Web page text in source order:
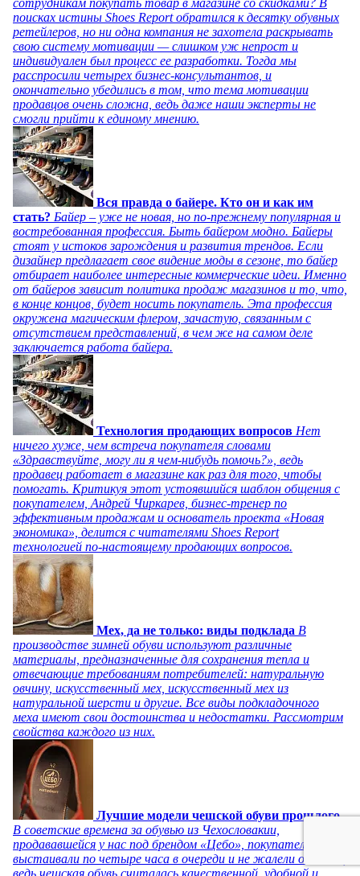
сотрудникам покупать товар в магазине со скидками? В
поисках истины Shoes Report обратился к десятку обувных
ретейлеров, но ни одна компания не захотела раскрывать
свою систему мотивации — слишком уж непрост и
индивидуален был процесс ее разработки. Тогда мы
расспросили четырех бизнес-консультантов, и
окончательно убедились в том, что тема мотивации
продавцов очень сложна, ведь даже наши эксперты не
смогли прийти к единому мнению.
Вся правда о байере. Кто он и как им
стать? Байер – уже не новая, но по-прежнему популярная и
востребованная профессия. Быть байером модно. Байеры
стоят у истоков зарождения и развития трендов. Если
дизайнер предлагает свое видение моды в сезоне, то байер
отбирает наиболее интересные коммерческие идеи. Именно
от байеров зависит политика продаж магазинов и то, что,
в конце концов, будет носить покупатель. Эта профессия
окружена магическим флером, зачастую, связанным с
отсутствием представлений, в чем же на самом деле
заключается работа байера.
Технология продающих вопросов Нет
ничего хуже, чем встреча покупателя словами
«Здравствуйте, могу ли я чем-нибудь помочь?», ведь
продавец работает в магазине как раз для того, чтобы
помогать. Критикуя этот устоявшийся шаблон общения с
покупателем, Андрей Чиркарев, бизнес-тренер по
эффективным продажам и основатель проекта «Новая
экономика», делится с читателями Shoes Report
технологией по-настоящему продающих вопросов.
Мех, да не только: виды подклада В
производстве зимней обуви используют различные
материалы, предназначенные для сохранения тепла и
отвечающие требованиям потребителей: натуральную
овчину, искусственный мех, искусственный мех из
натуральной шерсти и другие. Все виды подкладочного
меха имеют свои достоинства и недостатки. Рассмотрим
свойства каждого из них.
Лучшие модели чешской обуви прошлого
В советские времена за обувью из Чехословакии,
продававшейся у нас под брендом «Цебо», покупатели
выстаивали по четыре часа в очереди и не жалели об этом,
ведь чешская обувь считалась качественной, удобной и